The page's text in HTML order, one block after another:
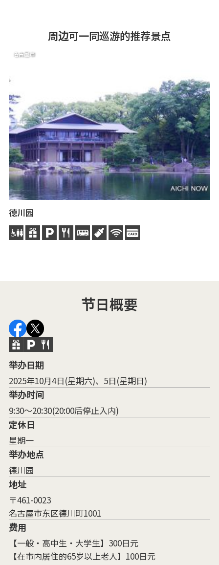
周边可一同巡游的推荐景点
名古屋市
德川园
节日概要
举办日期
2025年10月4日(星期六)、5日(星期日)
举办时间
9:30～20:30(20:00后停止入内)
定休日
星期一
举办地点
德川园
地址
〒461-0023
名古屋市东区德川町1001
费用
【一般・高中生・大学生】300日元
【在市内居住的65岁以上老人】100日元